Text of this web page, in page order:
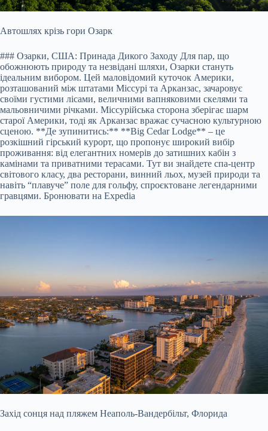
Автошлях крізь гори Озарк
### Озарки, США: Принада Дикого Заходу Для пар, що
обожнюють природу та незвідані шляхи, Озарки стануть
ідеальним вибором. Цей маловідомий куточок Америки,
розташований між штатами Міссурі та Арканзас, зачаровує
своїми густими лісами, величними вапняковими скелями та
мальовничими річками. Міссурійська сторона зберігає шарм
старої Америки, тоді як Арканзас вражає сучасною культурною
сценою. **Де зупинитись:** **Big Cedar Lodge** – це
розкішний гірський курорт, що пропонує широкий вибір
проживання: від елегантних номерів до затишних кабін з
камінами та приватними терасами. Тут ви знайдете спа-центр
світового класу, два ресторани, винний льох, музей природи та
навіть “плавуче” поле для гольфу, спроєктоване легендарними
гравцями. Бронювати на Expedia
Захід сонця над пляжем Неаполь-Вандербільт, Флорида